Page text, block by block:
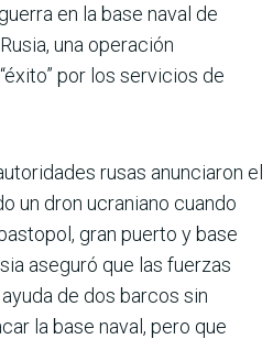
en la base naval de
una operación
por los servicios de
rusas anunciaron el
un dron ucraniano cuando
gran puerto y base
aseguró que las fuerzas
de dos barcos sin
la base naval, pero que